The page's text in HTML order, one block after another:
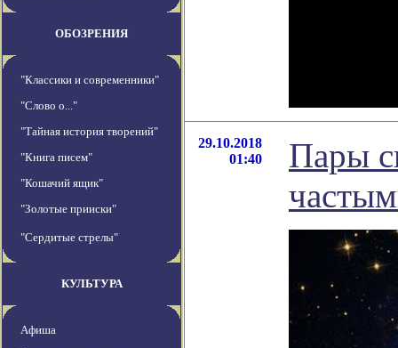
ОБОЗРЕНИЯ
"Классики и современники"
"Слово о..."
"Тайная история творений"
"Книга писем"
"Кошачий ящик"
"Золотые прииски"
"Сердитые стрелы"
КУЛЬТУРА
Афиша
29.10.2018
01:40
Пары